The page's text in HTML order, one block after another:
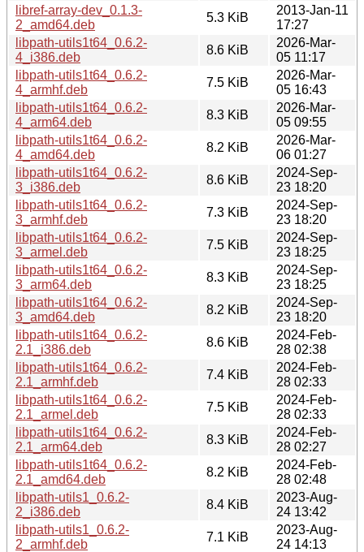
libref-array-dev_0.1.3-
2_amd64.deb
5.3 KiB
2013-Jan-11
17:27
libpath-utils1t64_0.6.2-
4_i386.deb
8.6 KiB
2026-Mar-
05 11:17
libpath-utils1t64_0.6.2-
4_armhf.deb
7.5 KiB
2026-Mar-
05 16:43
libpath-utils1t64_0.6.2-
4_arm64.deb
8.3 KiB
2026-Mar-
05 09:55
libpath-utils1t64_0.6.2-
4_amd64.deb
8.2 KiB
2026-Mar-
06 01:27
libpath-utils1t64_0.6.2-
3_i386.deb
8.6 KiB
2024-Sep-
23 18:20
libpath-utils1t64_0.6.2-
3_armhf.deb
7.3 KiB
2024-Sep-
23 18:20
libpath-utils1t64_0.6.2-
3_armel.deb
7.5 KiB
2024-Sep-
23 18:25
libpath-utils1t64_0.6.2-
3_arm64.deb
8.3 KiB
2024-Sep-
23 18:25
libpath-utils1t64_0.6.2-
3_amd64.deb
8.2 KiB
2024-Sep-
23 18:20
libpath-utils1t64_0.6.2-
2.1_i386.deb
8.6 KiB
2024-Feb-
28 02:38
libpath-utils1t64_0.6.2-
2.1_armhf.deb
7.4 KiB
2024-Feb-
28 02:33
libpath-utils1t64_0.6.2-
2.1_armel.deb
7.5 KiB
2024-Feb-
28 02:33
libpath-utils1t64_0.6.2-
2.1_arm64.deb
8.3 KiB
2024-Feb-
28 02:27
libpath-utils1t64_0.6.2-
2.1_amd64.deb
8.2 KiB
2024-Feb-
28 02:48
libpath-utils1_0.6.2-
2_i386.deb
8.4 KiB
2023-Aug-
24 13:42
libpath-utils1_0.6.2-
2_armhf.deb
7.1 KiB
2023-Aug-
24 14:13